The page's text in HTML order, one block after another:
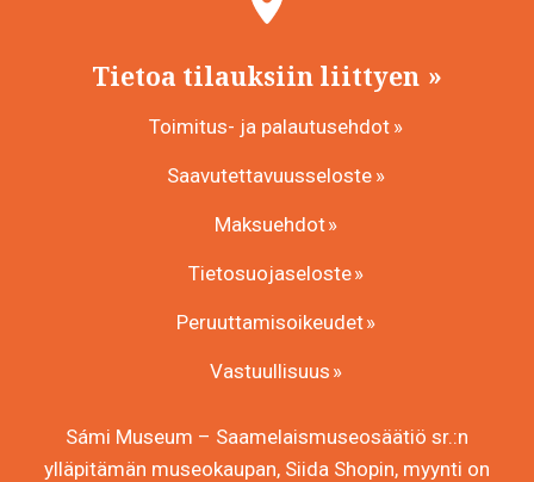
Tietoa tilauksiin liittyen
Toimitus- ja palautusehdot
Saavutettavuusseloste
Maksuehdot
Tietosuojaseloste
Peruuttamisoikeudet
Vastuullisuus
Sámi Museum – Saamelaismuseosäätiö sr.:n
ylläpitämän museokaupan, Siida Shopin, myynti on